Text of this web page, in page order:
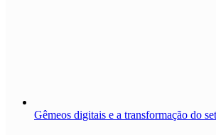
Gêmeos digitais e a transformação do